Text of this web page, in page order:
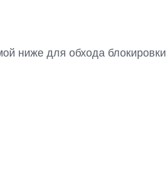
ниже для обхода блокировки